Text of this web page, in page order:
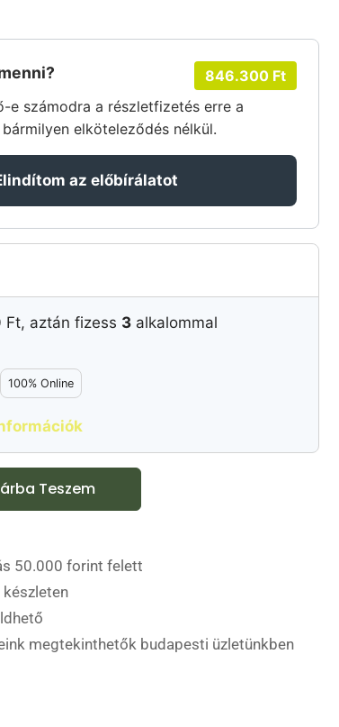
846.300 Ft
e számodra a részletfizetés erre a
elköteleződés nélkül.
az előbírálatot
Ft, aztán fizess 3 alkalommal
100% Online
Teszem
50.000 forint felett
megtekinthetők budapesti üzletünkben